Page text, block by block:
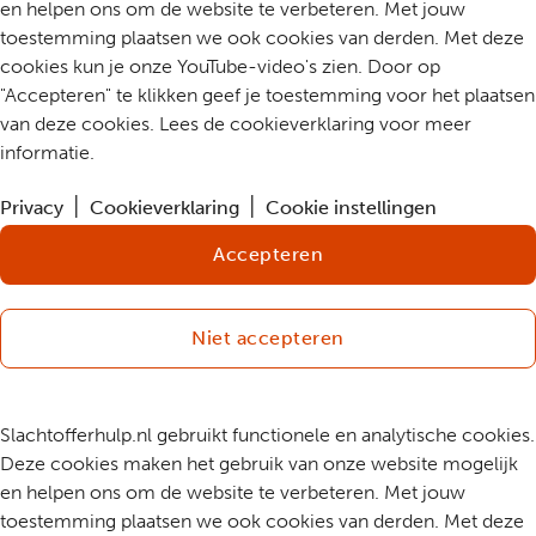
en helpen ons om de website te verbeteren. Met jouw
toestemming plaatsen we ook cookies van derden. Met deze
cookies kun je onze YouTube-video's zien. Door op
"Accepteren" te klikken geef je toestemming voor het plaatsen
van deze cookies. Lees de cookieverklaring voor meer
informatie.
Privacy Cookieverklaring Cookie instellingen
Accepteren
Niet accepteren
Slachtofferhulp.nl gebruikt functionele en analytische cookies.
Deze cookies maken het gebruik van onze website mogelijk
en helpen ons om de website te verbeteren. Met jouw
toestemming plaatsen we ook cookies van derden. Met deze